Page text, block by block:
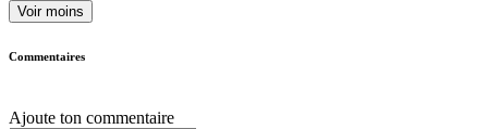
Voir moins
Commentaires
Ajoute ton commentaire